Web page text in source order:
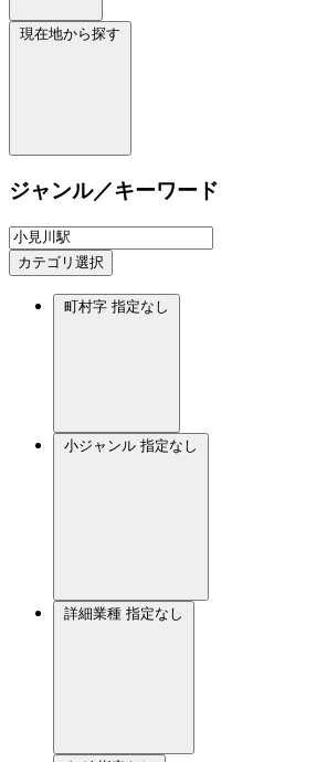
現在地から探す
ジャンル／キーワード
カテゴリ選択
町村字 指定なし
小ジャンル 指定なし
詳細業種 指定なし